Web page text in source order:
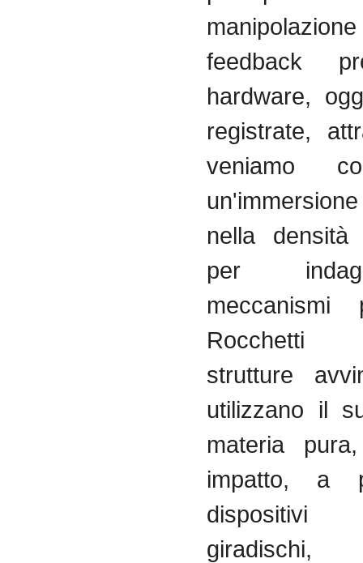
feedback
hardware,
registrate,
veniamo
nella
per
meccanismi
Rocchetti
strutture
utilizzano il
materia
impatto, a
giradischi,